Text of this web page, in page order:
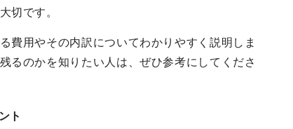
切です。
費用やその内訳についてわかりやすく説明しま
るのかを知りたい人は、ぜひ参考にしてくださ
ト